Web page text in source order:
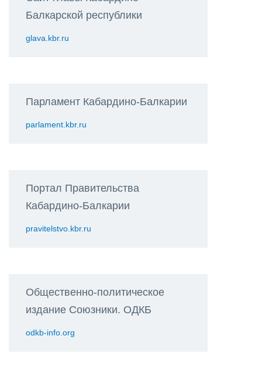
Балкарской республики
glava.kbr.ru
Парламент Кабардино-Балкарии
parlament.kbr.ru
Портал Правительства
Кабардино-Балкарии
pravitelstvo.kbr.ru
Общественно-политическое
издание Союзники. ОДКБ
odkb-info.org